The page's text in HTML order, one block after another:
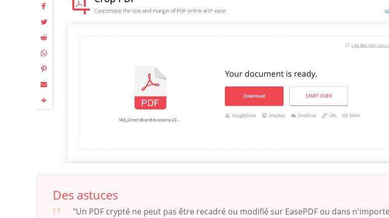
Des astuces
"Un PDF crypté ne peut pas être recadré ou modifié sur EasePDF ou dans